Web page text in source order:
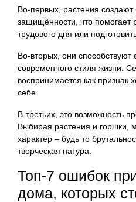
Во-первых, растения создают
защищённости, что помогает
трудового дня или
Во-вторых, они способствуют
современного стиля жизни.
воспринимается как признак
себе.
В-третьих, это возможность
Выбирая растения и горшки,
характер – будь то
творческая натура.
Топ-7 ошибок
дома, которых